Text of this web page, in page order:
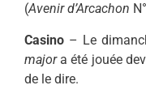
(Avenir d’Arcachon
Casino – Le
majora été jouée
de le dire.